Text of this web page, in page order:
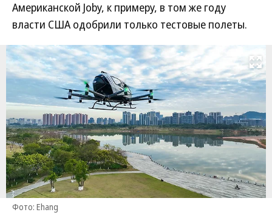
Американской Joby, к примеру, в том же году
власти США одобрили только тестовые полеты.
Развернуть
Фото: Ehang